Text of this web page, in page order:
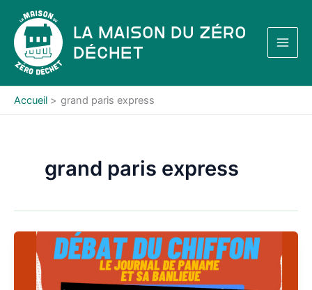
contenu
La Maison du Zéro
Déchet
Accueil grand paris express
grand paris express